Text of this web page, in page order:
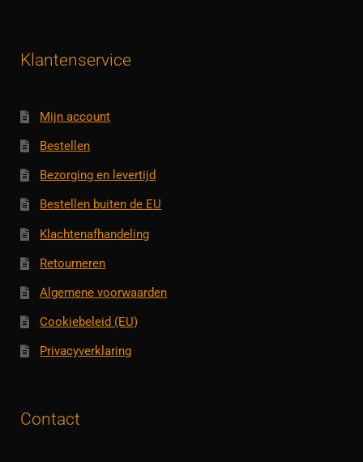
Klantenservice
Mijn account
Bestellen
Bezorging en levertijd
Bestellen buiten de EU
Klachtenafhandeling
Retourneren
Algemene voorwaarden
Cookiebeleid (EU)
Privacyverklaring
Contact